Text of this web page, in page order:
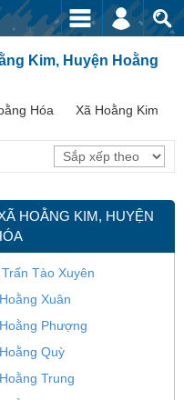
Kim, Huyện Hoằng
Hóa Xã Hoằng Kim
HOẰNG KIM, HUYỆN
Tào Xuyên
Xuân
Phượng
Quỳ
Trung